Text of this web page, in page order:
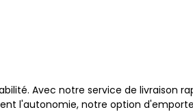
Avec notre service de livraison
l'autonomie, notre option